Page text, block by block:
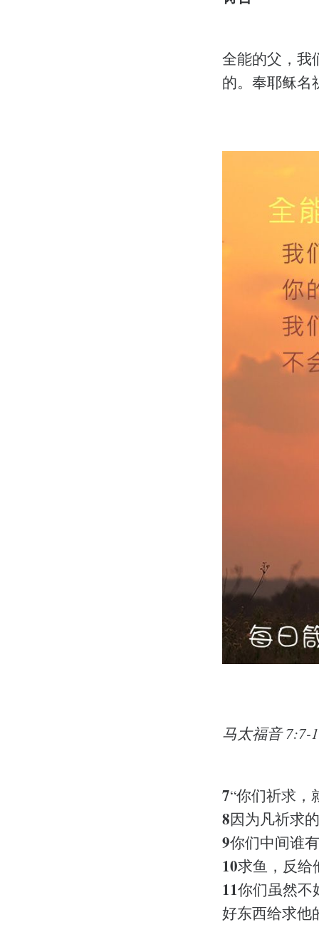
全能的父，我
的。奉耶稣名
马太福音 7:7-
7“你们祈求，
8因为凡祈求
9你们中间谁
10求鱼，反给
11你们虽然不
好东西给求他